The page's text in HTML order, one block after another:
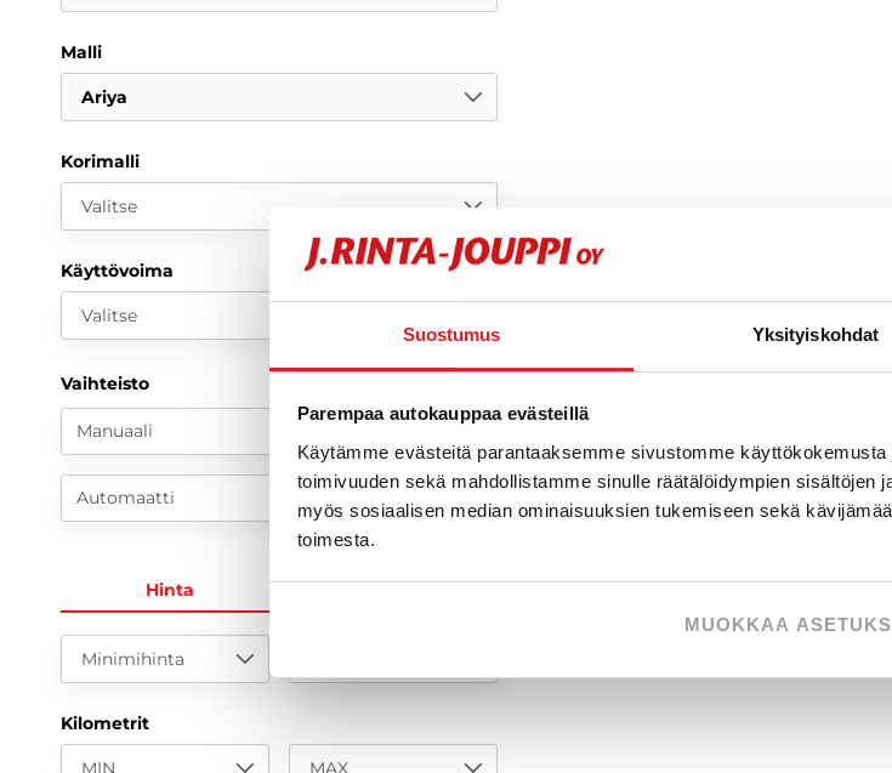
Suostumus Yksityiskohdat
Parempaa autokauppaa evästeillä
Käytämme evästeitä parantaaksemme sivustomme
toimivuuden sekä mahdollistamme sinulle räätälöidympien sisältöjen
myös sosiaalisen median ominaisuuksien tukemiseen sekä
toimesta.
MUOKKAA
Malli
Ariya
Korimalli
Valitse
Käyttövoima
Valitse
Vaihteisto
Manuaali
Automaatti
Hinta
Minimihinta
Kilometrit
MIN MAX